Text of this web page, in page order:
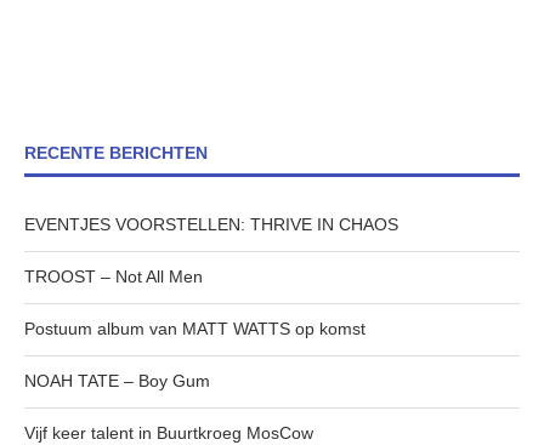
RECENTE BERICHTEN
EVENTJES VOORSTELLEN: THRIVE IN CHAOS
TROOST – Not All Men
Postuum album van MATT WATTS op komst
NOAH TATE – Boy Gum
Vijf keer talent in Buurtkroeg MosCow